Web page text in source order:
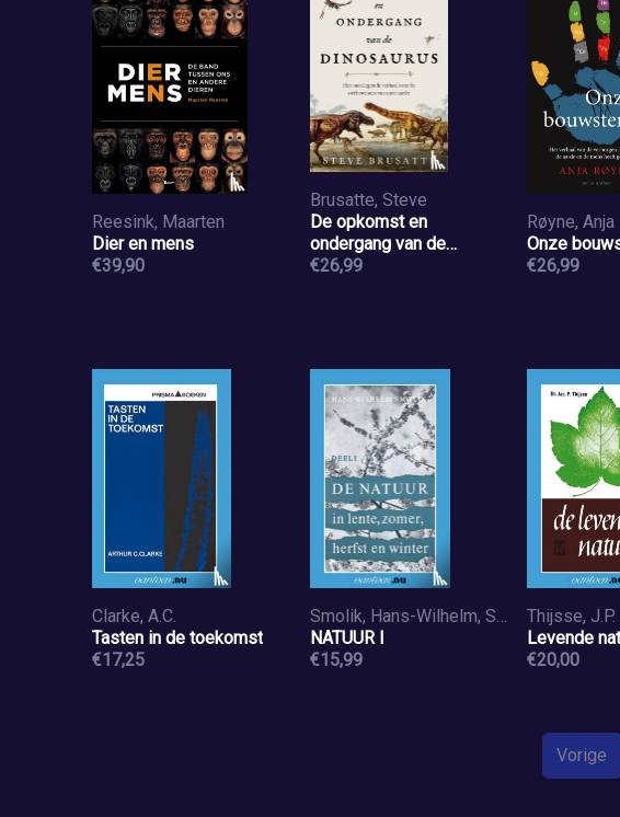
Reesink, Maarten
Dier en mens
€39,90
Brusatte, Steve
De opkomst en
ondergang van de
dinosaurus
€26,99
Røyne, Anja
Onze
€26,99
Clarke, A.C.
Tasten in de toekomst
€17,25
Smolik, Hans-Wilhelm, Sluiters, J.E.
NATUUR I
€15,99
Thijsse, J.P.
Levende
€20,00
Vorige